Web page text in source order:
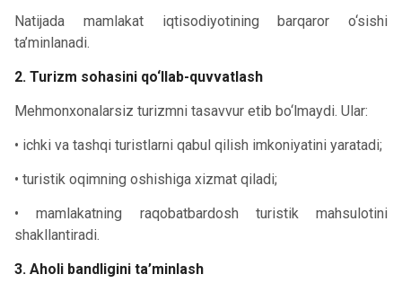
Natijada mamlakat iqtisodiyotining barqaror o‘sishi
ta’minlanadi.
2. Turizm sohasini qo‘llab-quvvatlash
Mehmonxonalarsiz turizmni tasavvur etib bo‘lmaydi. Ular:
• ichki va tashqi turistlarni qabul qilish imkoniyatini yaratadi;
• turistik oqimning oshishiga xizmat qiladi;
• mamlakatning raqobatbardosh turistik mahsulotini
shakllantiradi.
3. Aholi bandligini ta’minlash